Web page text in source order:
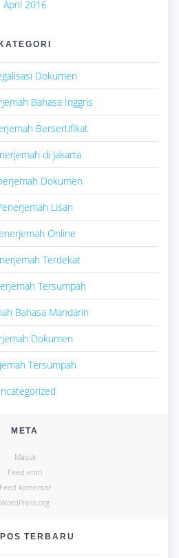
April 2016
Dokumen
Bahasa Inggris
Bersertifikat
di Jakarta
Dokumen
Lisan
Online
Terdekat
Tersumpah
Bahasa Mandarin
Dokumen
Tersumpah
META
Masuk
Feed entri
Feed komentar
WordPress.org
TERBARU